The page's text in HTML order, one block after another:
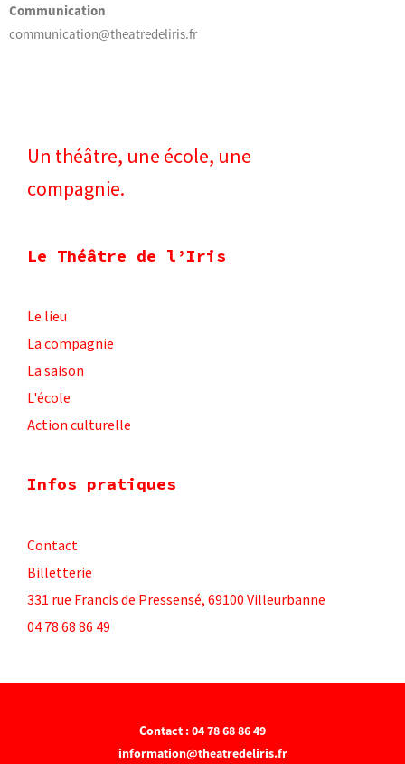
Communication
communication@theatredeliris.fr
Un théâtre, une école, une
compagnie.​
Le Théâtre de l’Iris
Le lieu
La compagnie
La saison
L'école
Action culturelle
Infos pratiques
Contact
Billetterie
331 rue Francis de Pressensé, 69100 Villeurbanne
04 78 68 86 49
Contact : 04 78 68 86 49
information@theatredeliris.fr